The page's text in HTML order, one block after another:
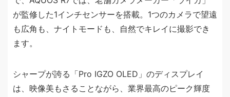
が監修した1インチセンサーを搭載。1つのカメラで望遠
も広角も、ナイトモードも、自然でキレイに撮影でき
ます。
シャープが誇る「Pro IGZO OLED」のディスプレイ
は、映像美もさることながら、業界最高のピーク輝度